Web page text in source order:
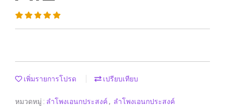
เพิ่มรายการโปรด เปรียบเทียบ
หมวดหมู่ : ลำโพงเอนกประสงค์, ลำโพงเอนกประสงค์